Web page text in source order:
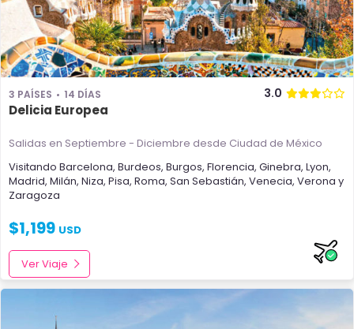
3 PAÍSES 14 DÍAS 3.0
Delicia Europea
Salidas en Septiembre - Diciembre desde Ciudad de México
Visitando Barcelona, Burdeos, Burgos, Florencia, Ginebra, Lyon,
Madrid, Milán, Niza, Pisa, Roma, San Sebastián, Venecia, Verona y
Zaragoza
$1,199 USD
Ver Viaje